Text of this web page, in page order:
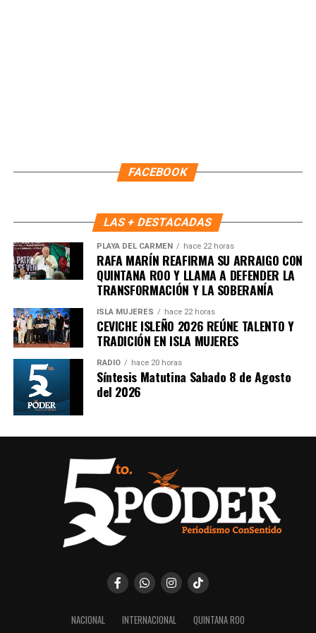
FACEBOOK
LAS + DESTACADAS
PLAYA DEL CARMEN hace 22 horas
RAFA MARÍN REAFIRMA SU ARRAIGO CON
QUINTANA ROO Y LLAMA A DEFENDER LA
TRANSFORMACIÓN Y LA SOBERANÍA
ISLA MUJERES hace 22 horas
CEVICHE ISLEÑO 2026 REÚNE TALENTO Y
TRADICIÓN EN ISLA MUJERES
RADIO hace 20 horas
Síntesis Matutina Sabado 8 de Agosto
del 2026
NACIONAL INTERNACIONAL QUINTANA ROO